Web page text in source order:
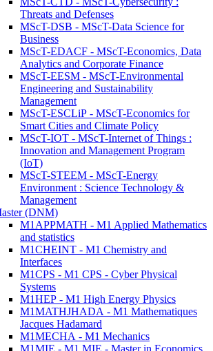
Threats and Defenses
MScT-DSB - MScT-Data Science for
Business
MScT-EDACF - MScT-Economics, Data
Analytics and Corporate Finance
MScT-EESM - MScT-Environmental
Engineering and Sustainability
Management
MScT-ESCLiP - MScT-Economics for
Smart Cities and Climate Policy
MScT-IOT - MScT-Internet of Things :
Innovation and Management Program
(IoT)
MScT-STEEM - MScT-Energy
Environment : Science Technology &
Management
(DNM)
M1APPMATH - M1 Applied Mathematics
and statistics
M1CHEINT - M1 Chemistry and
Interfaces
M1CPS - M1 CPS - Cyber Physical
Systems
M1HEP - M1 High Energy Physics
M1MATHJHADA - M1 Mathematiques
Jacques Hadamard
M1MECHA - M1 Mechanics
M1MIE - M1 MIE - Master in Economics